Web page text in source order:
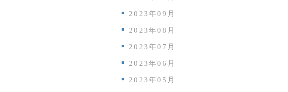
2023年09月
2023年08月
2023年07月
2023年06月
2023年05月